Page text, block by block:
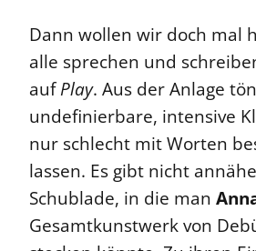
Dann wollen wir doch mal
alle sprechen und
aufPlay. Aus der Anlage
undefinierbare, intensive
nur schlecht mit Worten
lassen. Es gibt nicht
Schublade, in die man
Gesamtkunstwerk von